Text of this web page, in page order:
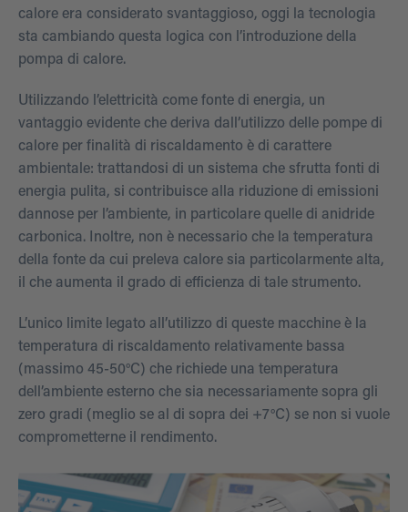
calore era considerato svantaggioso, oggi la tecnologia
sta cambiando questa logica con l’introduzione della
pompa di calore.
Utilizzando l’elettricità come fonte di energia, un
vantaggio evidente che deriva dall’utilizzo delle pompe di
calore per finalità di riscaldamento è di carattere
ambientale: trattandosi di un sistema che sfrutta fonti di
energia pulita, si contribuisce alla riduzione di emissioni
dannose per l’ambiente, in particolare quelle di anidride
carbonica. Inoltre, non è necessario che la temperatura
della fonte da cui preleva calore sia particolarmente alta,
il che aumenta il grado di efficienza di tale strumento.
L’unico limite legato all’utilizzo di queste macchine è la
temperatura di riscaldamento relativamente bassa
(massimo 45-50°C) che richiede una temperatura
dell’ambiente esterno che sia necessariamente sopra gli
zero gradi (meglio se al di sopra dei +7°C) se non si vuole
comprometterne il rendimento.